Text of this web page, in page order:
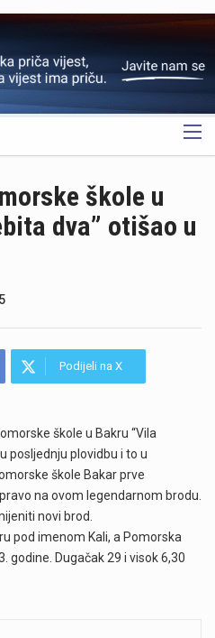
škole u
dva” otišao u
Podijeli na X
škole u Bakru “Vila
posljednju plovidbu i to u
škole Bakar prve
na ovom legendarnom brodu.
novi brod.
pod imenom Kali, a Pomorska
godine. Dugačak 29 i visok 6,30